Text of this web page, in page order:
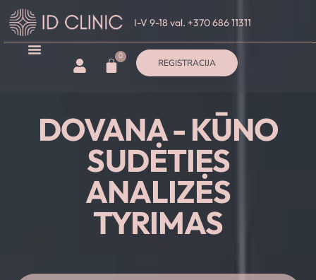
I-V 9-18 val. +370 686 11311
REGISTRACIJA
0
DOVANA - KŪNO
SUDĖTIES
ANALIZĖS
TYRIMAS